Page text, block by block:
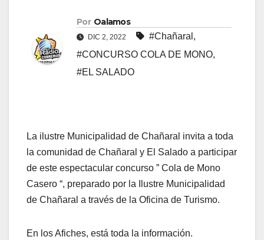
Por Oalamos
DIC 2, 2022 #Chañaral ,
#CONCURSO COLA DE MONO,
#EL SALADO
La ilustre Municipalidad de Chañaral invita a toda
la comunidad de Chañaral y El Salado a participar
de este espectacular concurso ” Cola de Mono
Casero “, preparado por la Ilustre Municipalidad
de Chañaral a través de la Oficina de Turismo.
En los Afiches, está toda la información.